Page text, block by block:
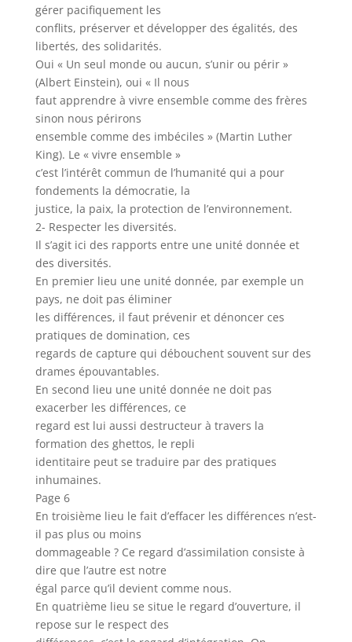
gérer pacifiquement les
conflits, préserver et développer des égalités, des
libertés, des solidarités.
Oui « Un seul monde ou aucun, s’unir ou périr »
(Albert Einstein), oui « Il nous
faut apprendre à vivre ensemble comme des frères
sinon nous périrons
ensemble comme des imbéciles » (Martin Luther
King). Le « vivre ensemble »
c’est l’intérêt commun de l’humanité qui a pour
fondements la démocratie, la
justice, la paix, la protection de l’environnement.
2- Respecter les diversités.
Il s’agit ici des rapports entre une unité donnée et
des diversités.
En premier lieu une unité donnée, par exemple un
pays, ne doit pas éliminer
les différences, il faut prévenir et dénoncer ces
pratiques de domination, ces
regards de capture qui débouchent souvent sur des
drames épouvantables.
En second lieu une unité donnée ne doit pas
exacerber les différences, ce
regard est lui aussi destructeur à travers la
formation des ghettos, le repli
identitaire peut se traduire par des pratiques
inhumaines.
Page 6
En troisième lieu le fait d’effacer les différences n’est-
il pas plus ou moins
dommageable ? Ce regard d’assimilation consiste à
dire que l’autre est notre
égal parce qu’il devient comme nous.
En quatrième lieu se situe le regard d’ouverture, il
repose sur le respect des